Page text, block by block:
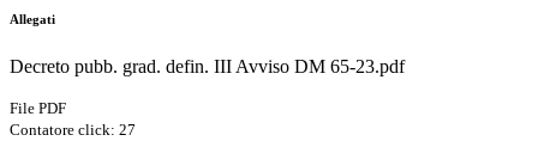
Allegati
Decreto pubb. grad. defin. III Avviso DM 65-23.pdf
File PDF
Contatore click: 27